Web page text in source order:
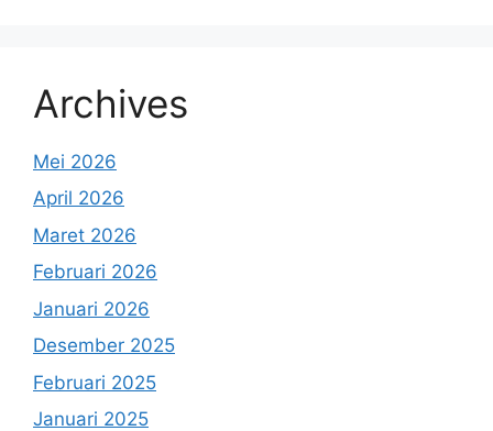
Archives
Mei 2026
April 2026
Maret 2026
Februari 2026
Januari 2026
Desember 2025
Februari 2025
Januari 2025